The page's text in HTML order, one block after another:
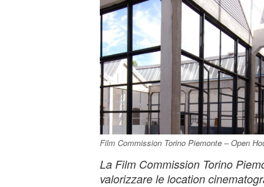
Film Commission Torino Piemonte – Open
La Film Commission Torino
valorizzare le location